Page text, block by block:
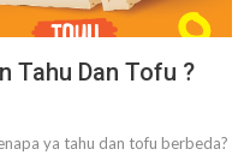
Tahu Dan Tofu ?
ya tahu dan tofu berbeda?